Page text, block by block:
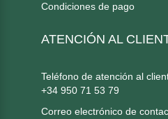
Condiciones de pago
ATENCIÓN AL
Teléfono de atención al
+34 950 71 53 79
Correo electrónico de